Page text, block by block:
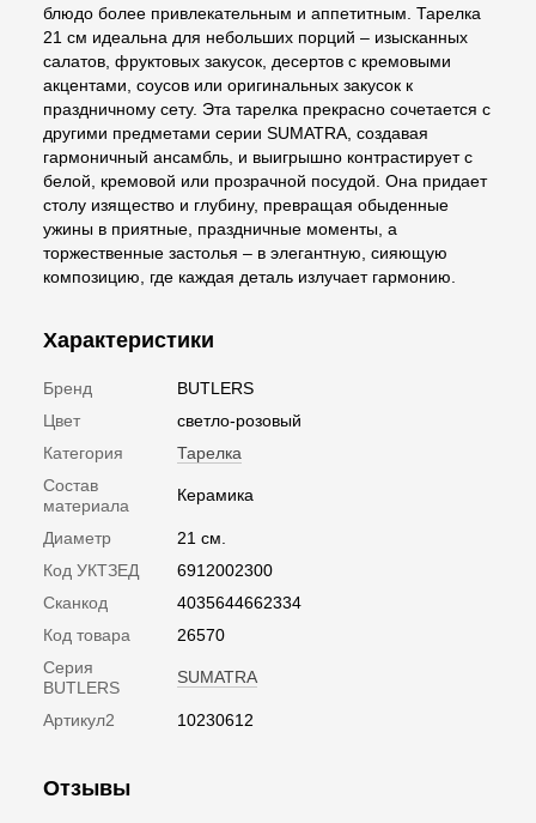
блюдо более привлекательным и аппетитным. Тарелка
21 см идеальна для небольших порций – изысканных
салатов, фруктовых закусок, десертов с кремовыми
акцентами, соусов или оригинальных закусок к
праздничному сету. Эта тарелка прекрасно сочетается с
другими предметами серии SUMATRA, создавая
гармоничный ансамбль, и выигрышно контрастирует с
белой, кремовой или прозрачной посудой. Она придает
столу изящество и глубину, превращая обыденные
ужины в приятные, праздничные моменты, а
торжественные застолья – в элегантную, сияющую
композицию, где каждая деталь излучает гармонию.
Характеристики
Бренд
BUTLERS
Цвет
светло-розовый
Категория
Тарелка
Состав
материала
Керамика
Диаметр
21 см.
Код УКТЗЕД
6912002300
Сканкод
4035644662334
Код товара
26570
Серия
BUTLERS
SUMATRA
Артикул2 10230612
Отзывы